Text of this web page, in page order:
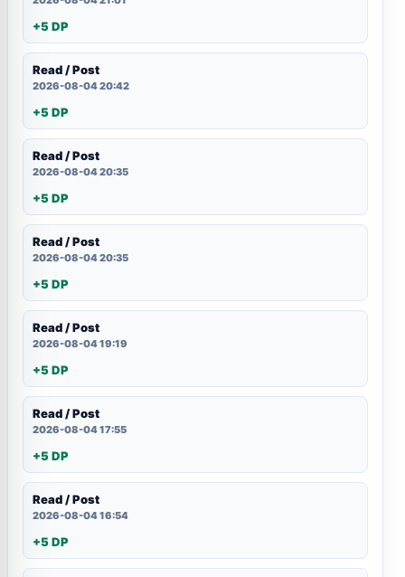
+5 DP
Read / Post
2026-08-04 20:42
+5 DP
Read / Post
2026-08-04 20:35
+5 DP
Read / Post
2026-08-04 20:35
+5 DP
Read / Post
2026-08-04 19:19
+5 DP
Read / Post
2026-08-04 17:55
+5 DP
Read / Post
2026-08-04 16:54
+5 DP